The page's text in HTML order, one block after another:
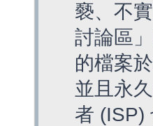
褻、不
討論區
的檔案
並且永
者 (ISP)